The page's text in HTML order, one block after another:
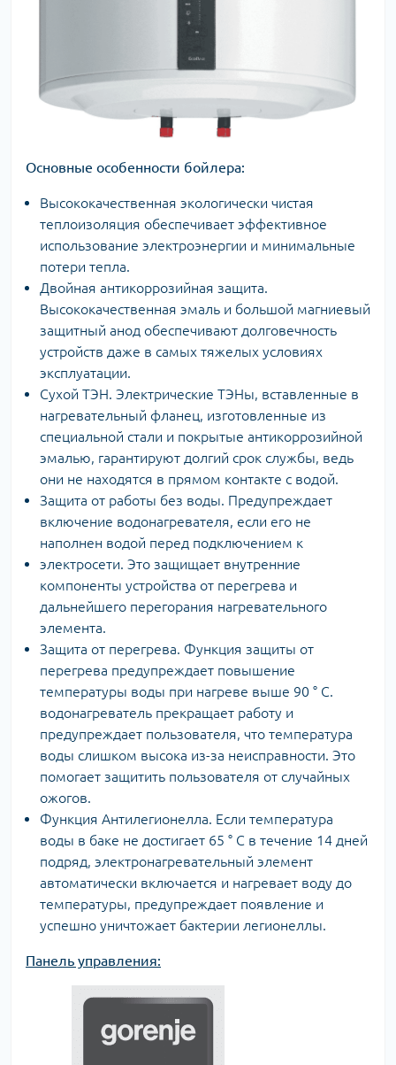
Основные особенности бойлера:
Высококачественная экологически чистая
теплоизоляция обеспечивает эффективное
использование электроэнергии и минимальные
потери тепла.
Двойная антикоррозийная защита.
Высококачественная эмаль и большой магниевый
защитный анод обеспечивают долговечность
устройств даже в самых тяжелых условиях
эксплуатации.
Сухой ТЭН. Электрические ТЭНы, вставленные в
нагревательный фланец, изготовленные из
специальной стали и покрытые антикоррозийной
эмалью, гарантируют долгий срок службы, ведь
они не находятся в прямом контакте с водой.
Защита от работы без воды. Предупреждает
включение водонагревателя, если его не
наполнен водой перед подключением к
электросети. Это защищает внутренние
компоненты устройства от перегрева и
дальнейшего перегорания нагревательного
элемента.
Защита от перегрева. Функция защиты от
перегрева предупреждает повышение
температуры воды при нагреве выше 90 ° С.
водонагреватель прекращает работу и
предупреждает пользователя, что температура
воды слишком высока из-за неисправности. Это
помогает защитить пользователя от случайных
ожогов.
Функция Антилегионелла. Если температура
воды в баке не достигает 65 ° C в течение 14 дней
подряд, электронагревательный элемент
автоматически включается и нагревает воду до
температуры, предупреждает появление и
успешно уничтожает бактерии легионеллы.
Панель управления: